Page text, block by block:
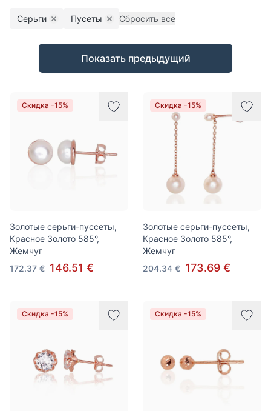
Серьги Remove filter
Пусеты Remove filter
Сбросить все
Товары
Показать предыдущий
Скидка -15%
Золотые серьги-пуссеты,
Красное Золото 585°,
Жемчуг
172.37 € 146.51 €
Скидка -15%
Золотые серьги-пуссеты,
Красное Золото 585°,
Жемчуг
204.34 € 173.69 €
Скидка -15% Скидка -15%